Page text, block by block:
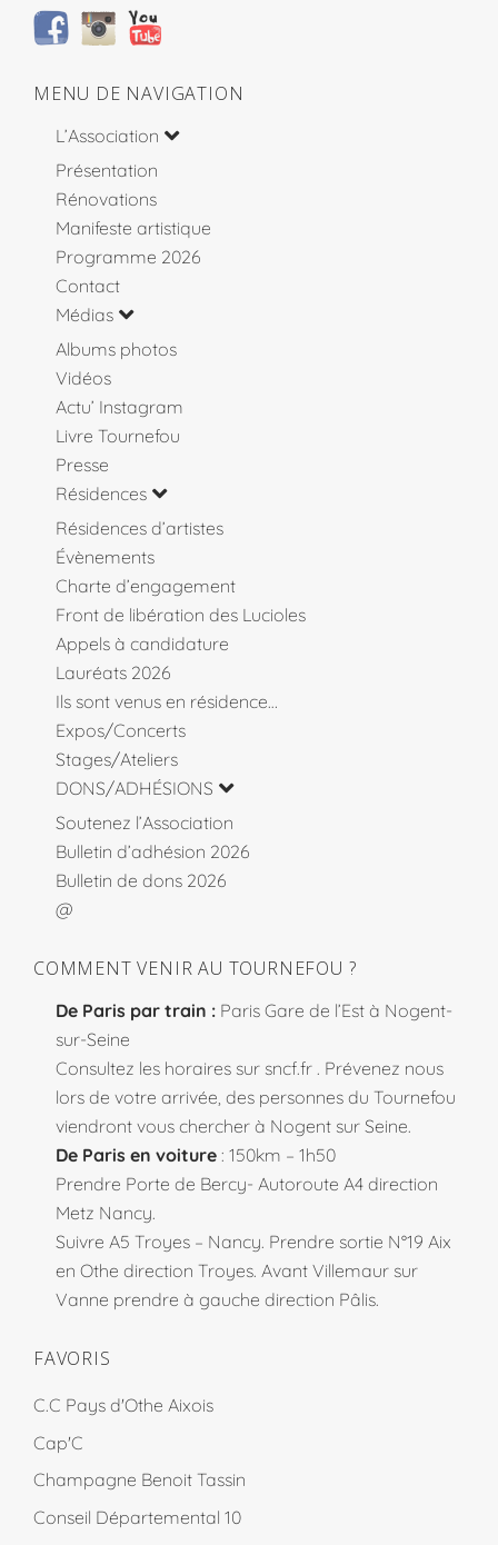
MENU DE NAVIGATION
L’Association
Présentation
Rénovations
Manifeste artistique
Programme 2026
Contact
Médias
Albums photos
Vidéos
Actu’ Instagram
Livre Tournefou
Presse
Résidences
Résidences d’artistes
Évènements
Charte d’engagement
Front de libération des Lucioles
Appels à candidature
Lauréats 2026
Ils sont venus en résidence…
Expos/Concerts
Stages/Ateliers
DONS/ADHÉSIONS
Soutenez l’Association
Bulletin d’adhésion 2026
Bulletin de dons 2026
@
COMMENT VENIR AU TOURNEFOU ?
De Paris par train : Paris Gare de l’Est à Nogent-
sur-Seine
Consultez les horaires sur sncf.fr . Prévenez nous
lors de votre arrivée, des personnes du Tournefou
viendront vous chercher à Nogent sur Seine.
De Paris en voiture : 150km – 1h50
Prendre Porte de Bercy- Autoroute A4 direction
Metz Nancy.
Suivre A5 Troyes – Nancy. Prendre sortie N°19 Aix
en Othe direction Troyes. Avant Villemaur sur
Vanne prendre à gauche direction Pâlis.
FAVORIS
C.C Pays d'Othe Aixois
Cap'C
Champagne Benoit Tassin
Conseil Départemental 10